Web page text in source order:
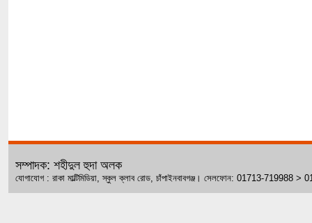
সম্পাদক: শহীদুল হুদা অলক
যোগাযোগ : রাকা মাল্টিমিডিয়া, স্কুল ক্লাব রোড, চাঁপাইনবাবগঞ্জ। সেলফোন: 01713-